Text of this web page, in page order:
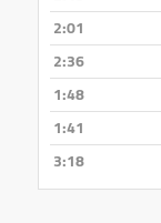
2:01
2:36
1:48
1:41
3:18